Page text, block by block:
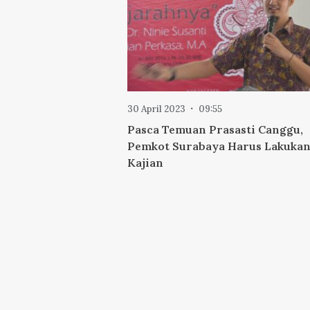
30 April 2023 09:55
Pasca Temuan Prasasti Canggu,
Pemkot Surabaya Harus Lakukan
Kajian